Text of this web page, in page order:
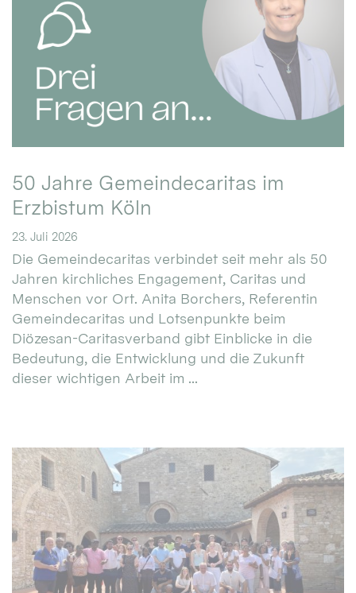
50 Jahre Gemeindecaritas im
Erzbistum Köln
23. Juli 2026
Die Gemeindecaritas verbindet seit mehr als 50
Jahren kirchliches Engagement, Caritas und
Menschen vor Ort. Anita Borchers, Referentin
Gemeindecaritas und Lotsenpunkte beim
Diözesan-Caritasverband gibt Einblicke in die
Bedeutung, die Entwicklung und die Zukunft
dieser wichtigen Arbeit im ...